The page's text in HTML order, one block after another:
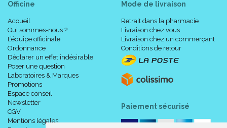
Officine
Accueil
Qui sommes-nous ?
L’équipe officinale
Ordonnance
Déclarer un effet indésirable
Poser une question
Laboratoires & Marques
Promotions
Espace conseil
Newsletter
CGV
Mentions légales
Mode de livraison
Retrait dans la pharmacie
Livraison chez vous
Livraison chez un commerçant
Conditions de retour
Paiement sécurisé